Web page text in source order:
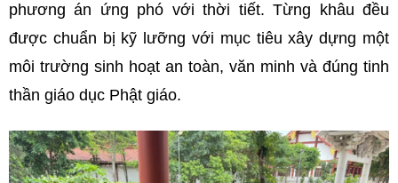
phương án ứng phó với thời tiết. Từng khâu đều
được chuẩn bị kỹ lưỡng với mục tiêu xây dựng một
môi trường sinh hoạt an toàn, văn minh và đúng tinh
thần giáo dục Phật giáo.